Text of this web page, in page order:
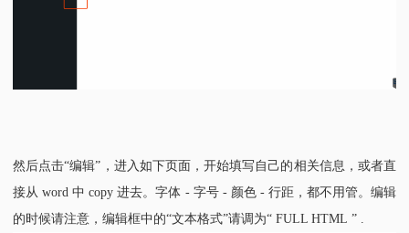
然后点击“编辑”，进入如下页面，开始填写自己的相关信息，或者直
接从 word 中 copy 进去。字体 - 字号 - 颜色 - 行距，都不用管。编辑
的时候请注意，编辑框中的“文本格式”请调为“ FULL HTML ”